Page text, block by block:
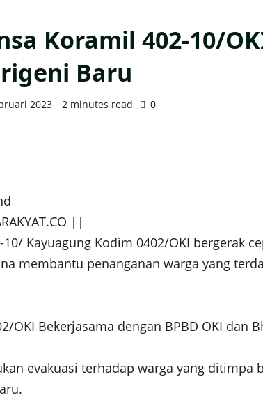
Koramil 402-10/
Baru
2023 2 minutes read 0
||
Kayuagung Kodim 0402/OKI bergerak
membantu penanganan warga yang
OKI Bekerjasama dengan BPBD OKI dan
evakuasi terhadap warga yang